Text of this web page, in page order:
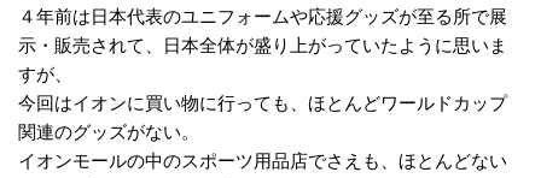
４年前は日本代表のユニフォームや応援グッズが至る所で展
示・販売されて、日本全体が盛り上がっていたように思いま
すが、
今回はイオンに買い物に行っても、ほとんどワールドカップ
関連のグッズがない。
イオンモールの中のスポーツ用品店でさえも、ほとんどない